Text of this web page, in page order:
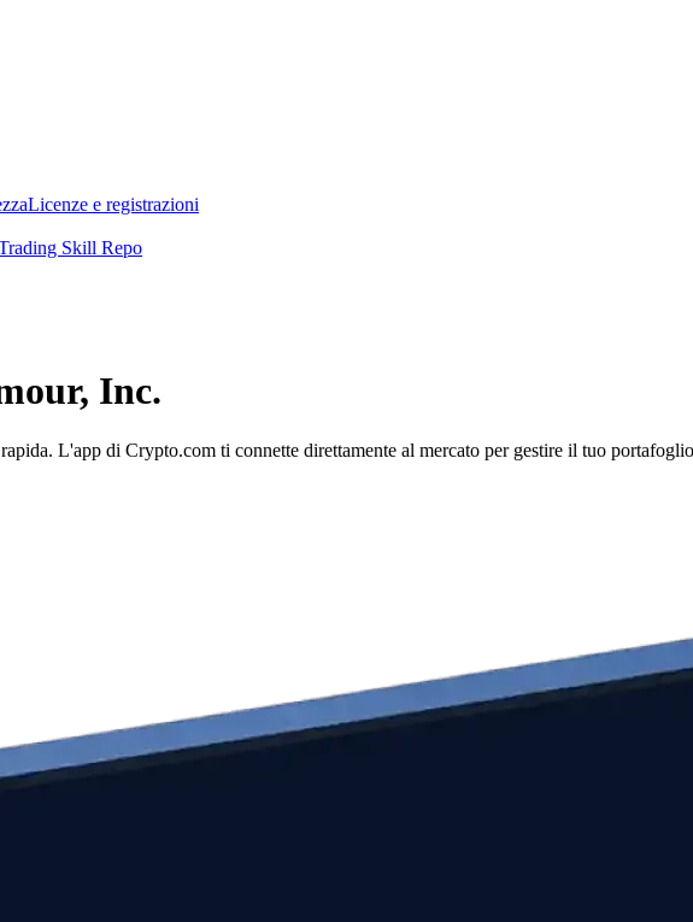
Licenze e registrazioni
Skill Repo
Inc.
L'app di Crypto.com ti connette direttamente al mercato per gestire il tuo